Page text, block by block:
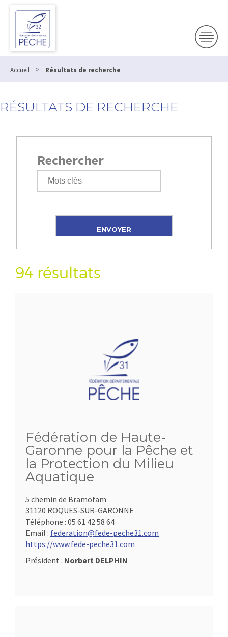
Accueil > Résultats de recherche
RÉSULTATS DE RECHERCHE
Rechercher
94 résultats
Fédération de Haute-
Garonne pour la Pêche et
la Protection du Milieu
Aquatique
5 chemin de Bramofam
31120 ROQUES-SUR-GARONNE
Téléphone : 05 61 42 58 64
Email : federation@fede-peche31.com
https://www.fede-peche31.com
Président : Norbert DELPHIN